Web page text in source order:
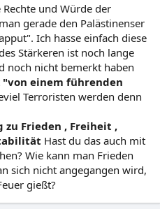
und Würde der
gerade den Palästinenser
Ich hasse einfach diese
Stärkeren ist noch lange
noch nicht bemerkt haben
"von einem führenden
Terroristen werden denn
zu Frieden , Freiheit ,
Hast du das auch mit
Wie kann man Frieden
sich nicht angegangen wird,
gießt?